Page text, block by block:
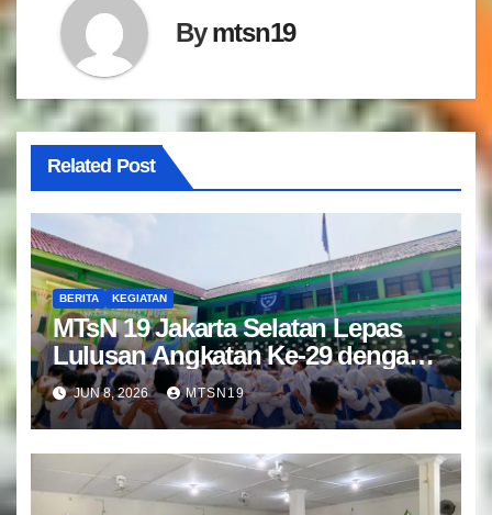
Bymtsn19
Related Post
BERITA KEGIATAN
MTsN 19 Jakarta Selatan Lepas
Lulusan Angkatan Ke-29 dengan
Doa dan Harapan Terbaik
JUN 8, 2026 MTSN19